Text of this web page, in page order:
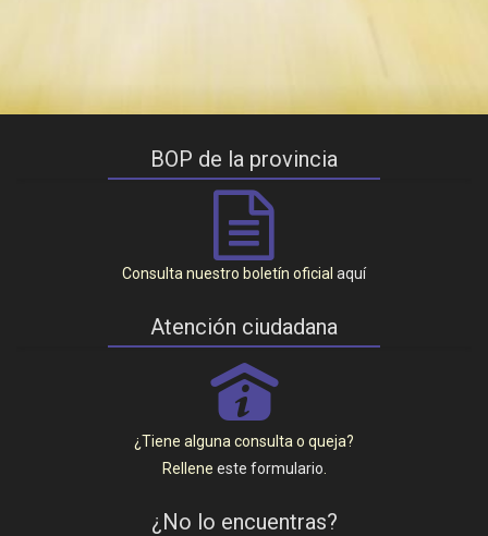
BOP de la provincia
Consulta nuestro boletín oficial aquí
Atención ciudadana
P
¿Tiene alguna consulta o queja?
Rellene este formulario
¿No lo encuentras?